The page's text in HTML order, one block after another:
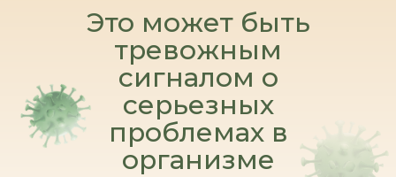
Это может быть
тревожным
сигналом о
серьезных
проблемах в
организме